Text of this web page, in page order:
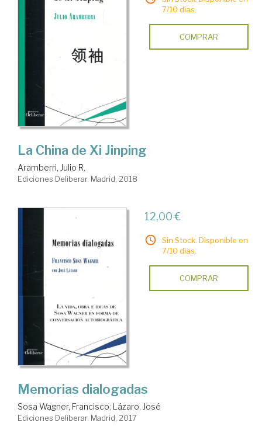
7/10 días.
COMPRAR
La China de Xi Jinping
Aramberri, Julio R.
Ediciones Deliberar. Madrid, 2018
12,00 €
Sin Stock. Disponible en
7/10 días.
COMPRAR
Memorias dialogadas
Sosa Wagner, Francisco; Lázaro, José
Ediciones Deliberar. Madrid, 2017